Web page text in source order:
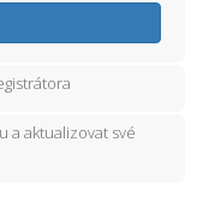
a aktualizovat své